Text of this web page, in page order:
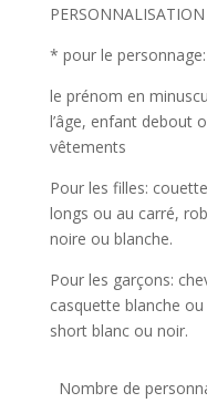
PERSONNALISATION
* pour le personnage:
le prénom en
l’âge, enfant debout
vêtements
Pour les filles:
longs ou au carré,
noire ou blanche.
Pour les garçons:
casquette blanche
short blanc ou noir.
Nombre de